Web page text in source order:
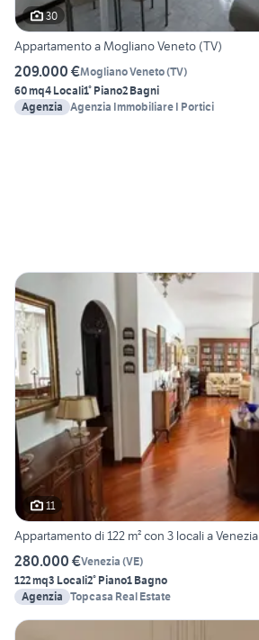
30
Appartamento a Mogliano Veneto (TV)
209.000 €Mogliano Veneto(TV)
60 mq4 Locali1° Piano2 Bagni
Agenzia Agenzia Immobiliare I Portici
11
Appartamento di 122 m² con 3 locali a Venezia
280.000 €Venezia (VE)
122 mq3 Locali2° Piano1 Bagno
Agenzia Topcasa Real Estate